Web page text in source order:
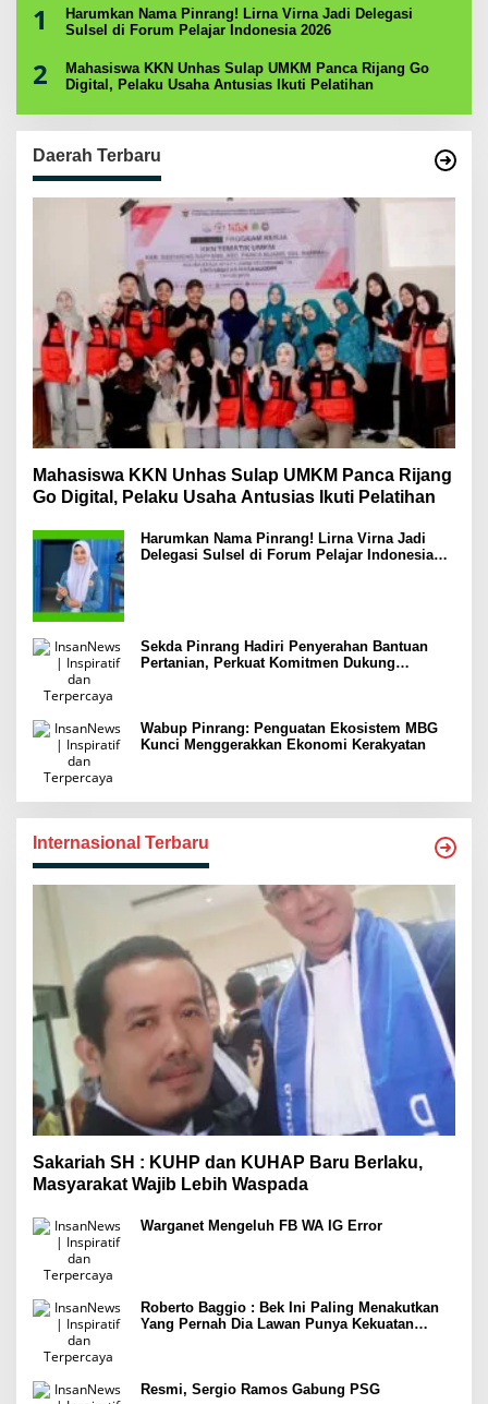
1
Harumkan Nama Pinrang! Lirna Virna Jadi Delegasi
Sulsel di Forum Pelajar Indonesia 2026
2
Mahasiswa KKN Unhas Sulap UMKM Panca Rijang Go
Digital, Pelaku Usaha Antusias Ikuti Pelatihan
Daerah Terbaru
Mahasiswa KKN Unhas Sulap UMKM Panca Rijang
Go Digital, Pelaku Usaha Antusias Ikuti Pelatihan
Harumkan Nama Pinrang! Lirna Virna Jadi
Delegasi Sulsel di Forum Pelajar Indonesia
Sekda Pinrang Hadiri Penyerahan Bantuan
Pertanian, Perkuat Komitmen Dukung
Wabup Pinrang: Penguatan Ekosistem MBG
Kunci Menggerakkan Ekonomi Kerakyatan
Internasional Terbaru
Sakariah SH : KUHP dan KUHAP Baru Berlaku,
Masyarakat Wajib Lebih Waspada
Warganet Mengeluh FB WA IG Error
Roberto Baggio : Bek Ini Paling Menakutkan
Yang Pernah Dia Lawan Punya Kekuatan
Resmi, Sergio Ramos Gabung PSG